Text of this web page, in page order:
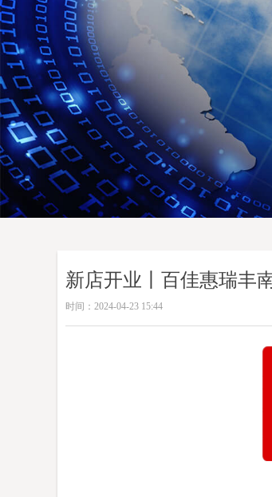
新店开业丨百佳惠瑞丰
时间： 2024-04-23 15:44